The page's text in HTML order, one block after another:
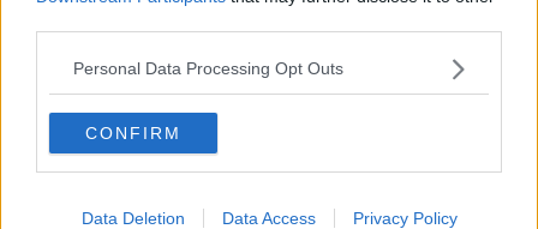
Personal Data Processing Opt Outs
CONFIRM
Data Deletion Data Access Privacy Policy
Sequestrata anche una cassa di amplificazione con multa per il
proprietario (100 euro) sulla base del regolamento di polizia urbana
che vieta di fare merende e feste al di fuori dei casi e dei luoghi
autorizzati. Le pattuglie hanno effettuato anche controlli su un altri
piccoli gruppi presenti sul prato della Tinaia non rilevando
violazioni. Il servizio è terminato dopo le 22,30.